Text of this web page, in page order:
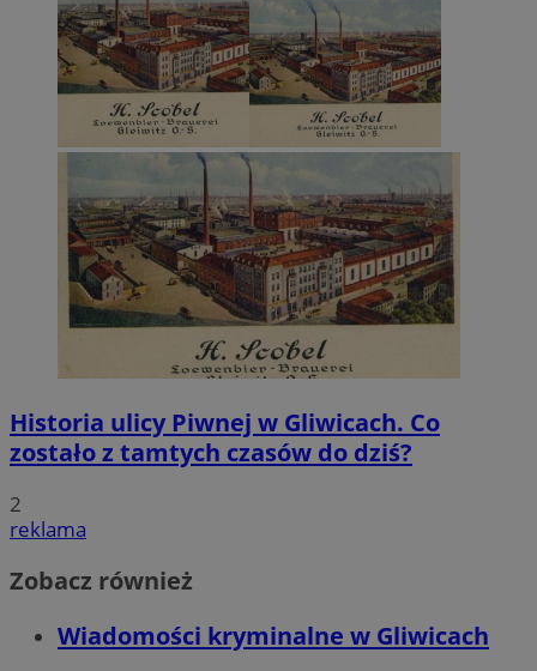
Historia ulicy Piwnej w Gliwicach. Co
zostało z tamtych czasów do dziś?
2
reklama
Zobacz również
Wiadomości kryminalne w Gliwicach